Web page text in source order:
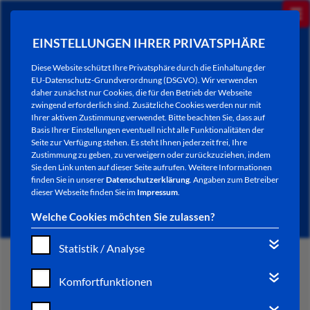
EINSTELLUNGEN IHRER PRIVATSPHÄRE
Diese Website schützt Ihre Privatsphäre durch die Einhaltung der
EU-Datenschutz-Grundverordnung (DSGVO). Wir verwenden
daher zunächst nur Cookies, die für den Betrieb der Webseite
zwingend erforderlich sind. Zusätzliche Cookies werden nur mit
Ihrer aktiven Zustimmung verwendet. Bitte beachten Sie, dass auf
Basis Ihrer Einstellungen eventuell nicht alle Funktionalitäten der
Seite zur Verfügung stehen. Es steht Ihnen jederzeit frei, Ihre
Zustimmung zu geben, zu verweigern oder zurückzuziehen, indem
Sie den Link unten auf dieser Seite aufrufen. Weitere Informationen
finden Sie in unsererDatenschutzerklärung. Angaben zum Betreiber
dieser Webseite finden Sie im Impressum.
Welche Cookies möchten Sie zulassen?
Statistik / Analyse
Komfortfunktionen
SPRECHZEITEN
START